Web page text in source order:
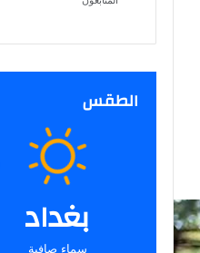
الطقس
بغداد
سماء صافية